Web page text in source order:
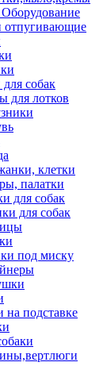
отпугивающие
собак
для лотков
клетки
палатки
для собак
для собак
под миску
подставке